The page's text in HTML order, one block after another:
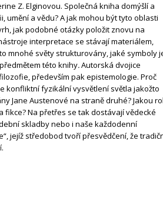
Z. Elginovou. Společná kniha domýšlí a
umění a vědu? A jak mohou být tyto oblasti
jak podobné otázky položit znovu na
interpretace se stávají materiálem,
mnohé světy strukturovány, jaké symboly
této knihy.Autorská dvojice
především pak epistemologie. Proč
konfliktní fyzikální vysvětlení světla jakožto
Jane Austenové na straně druhé? Jakou
fikce? Na přetřes se tak dostávají vědecké
skladby nebo i naše každodenní
jejíž středobod tvoří přesvědčení, že